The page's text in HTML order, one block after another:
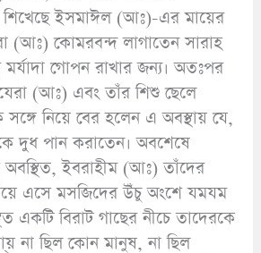
শিখেছে ইসমাঈল (আঃ)-এর মায়ের
(আঃ) কোমরবন্দ লাগাতেন সারাহ
গোপন রাখার জন্য। অতঃপর
(আঃ) এবং তাঁর শিশু ছেলে
নিয়ে বের হলেন এ অবস্থায় যে,
দুধ পান করাতেন। অবশেষে
অবস্থিত, ইবরাহীম (আঃ) তাঁদের
এসে মসজিদের উঁচু অংশে যমযম
একটি বিরাট গাছের নীচে তাদেরকে
না ছিল কোন মানুষ, না ছিল